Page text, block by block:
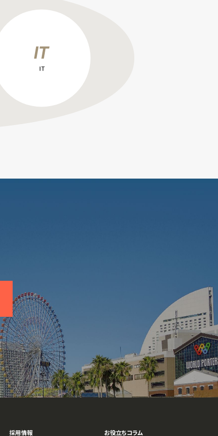
採用情報 お役立ちコラム